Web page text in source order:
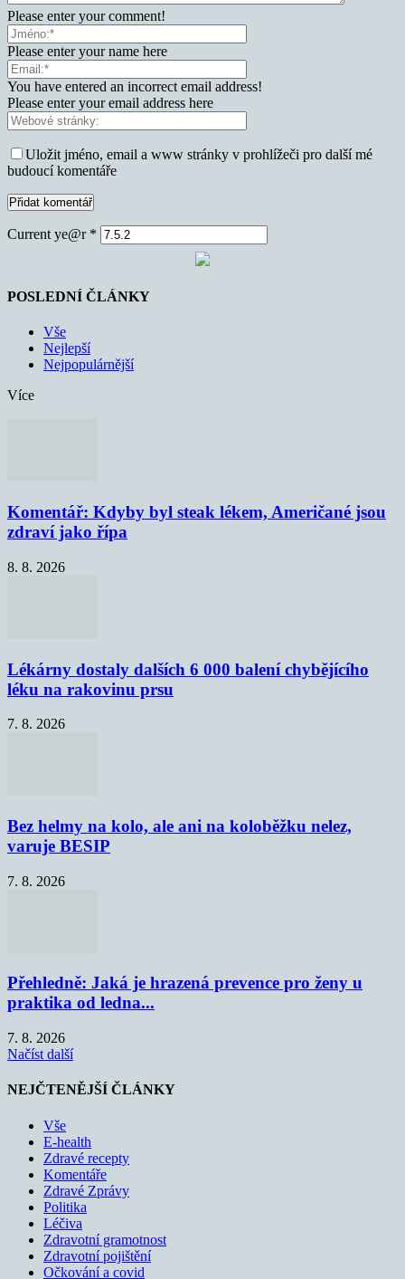
Please enter your comment!
Please enter your name here
You have entered an incorrect email address!
Please enter your email address here
Uložit jméno, email a www stránky v prohlížeči pro další mé
budoucí komentáře
Current ye@r *
POSLEDNÍ ČLÁNKY
Vše
Nejlepší
Nejpopulárnější
Více
Komentář: Kdyby byl steak lékem, Američané jsou
zdraví jako řípa
8. 8. 2026
Lékárny dostaly dalších 6 000 balení chybějícího
léku na rakovinu prsu
7. 8. 2026
Bez helmy na kolo, ale ani na koloběžku nelez,
varuje BESIP
7. 8. 2026
Přehledně: Jaká je hrazená prevence pro ženy u
praktika od ledna...
7. 8. 2026
Načíst další
NEJČTENĚJŠÍ ČLÁNKY
Vše
E-health
Zdravé recepty
Komentáře
Zdravé Zprávy
Politika
Léčiva
Zdravotní gramotnost
Zdravotní pojištění
Očkování a covid